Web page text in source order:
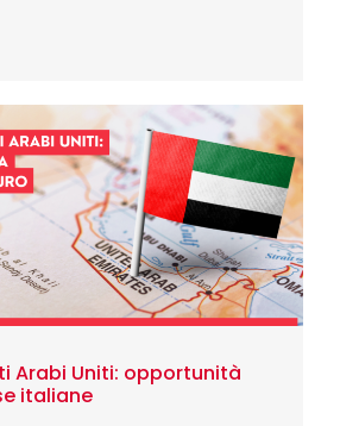
Arabi Uniti: opportunità
italiane